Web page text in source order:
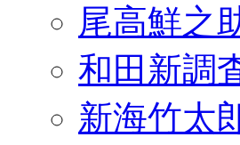
尾高鮮之
和田新調
新海竹太